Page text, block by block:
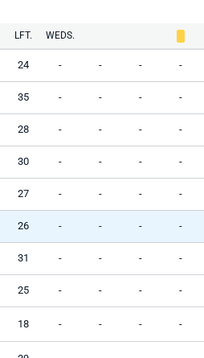
LFT. WEDS.
24 - - - -
35 - - - -
28 - - - -
30 - - - -
27 - - - -
26 - - - -
31 - - - -
25 - - - -
18 - - - -